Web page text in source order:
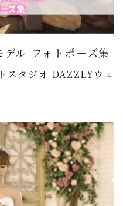
ル フォトポーズ集
スタジオ DAZZLYウェ